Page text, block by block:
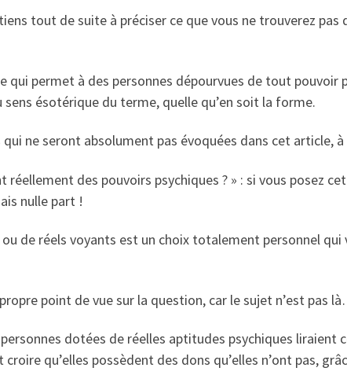
tout de suite à préciser ce que vous ne trouverez
qui permet à des personnes dépourvues de tout pouvoir
ésotérique du terme, quelle qu’en soit la forme.
ne seront absolument pas évoquées dans cet article, à
des pouvoirs psychiques ? » : si vous posez
nulle part !
de réels voyants est un choix totalement personnel
point de vue sur la question, car le sujet n’est pas
dotées de réelles aptitudes psychiques liraient
qu’elles possèdent des dons qu’elles n’ont pas,